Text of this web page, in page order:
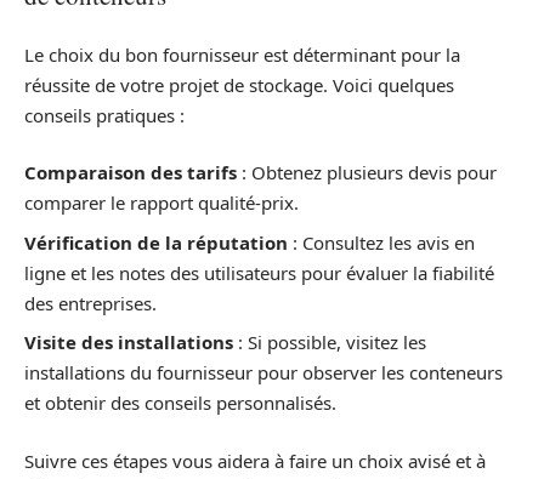
Le choix du bon fournisseur est déterminant pour la
réussite de votre projet de stockage. Voici quelques
conseils pratiques :
Comparaison des tarifs : Obtenez plusieurs devis pour
comparer le rapport qualité-prix.
Vérification de la réputation : Consultez les avis en
ligne et les notes des utilisateurs pour évaluer la fiabilité
des entreprises.
Visite des installations : Si possible, visitez les
installations du fournisseur pour observer les conteneurs
et obtenir des conseils personnalisés.
Suivre ces étapes vous aidera à faire un choix avisé et à